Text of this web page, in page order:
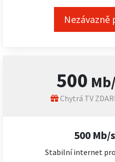
500
Chytrá TV
500 Mb/s
Stabilní internet pro